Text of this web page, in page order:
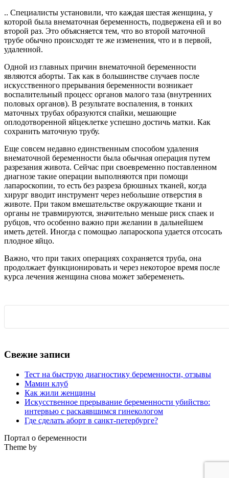
.. Специалисты установили, что каждая шестая женщина, у
которой была внематочная беременность, подвержена ей и во
второй раз. Это объясняется тем, что во второй маточной
трубе обычно происходят те же изменения, что и в первой,
удаленной.
Одной из главных причин внематочной беременности
являются аборты. Так как в большинстве случаев после
искусственного прерывания беременности возникает
воспалительный процесс органов малого таза (внутренних
половых органов). В результате воспаления, в тонких
маточных трубах образуются спайки, мешающие
оплодотворенной яйцеклетке успешно достичь матки. Как
сохранить маточную трубу.
Еще совсем недавно единственным способом удаления
внематочной беременности была обычная операция путем
разрезания живота. Сейчас при своевременно поставленном
диагнозе такие операции выполняются при помощи
лапароскопии, то есть без разреза брюшных тканей, когда
хирург вводит инструмент через небольшие отверстия в
животе. При таком вмешательстве окружающие ткани и
органы не травмируются, значительно меньше риск спаек и
рубцов, что особенно важно при желании в дальнейшем
иметь детей. Иногда с помощью лапароскопа удается отсосать
плодное яйцо.
Важно, что при таких операциях сохраняется труба, она
продолжает функционировать и через некоторое время после
курса лечения женщина снова может забеременеть.
Свежие записи
Тест на быструю диагностику беременности, отзывы
Мамин клуб
Как жили женщины
Искусственное прерывание беременности убийство:
интервью с раскаявшимся гинекологом
Где сделать аборт в санкт-петербурге?
Портал о беременности
Theme by